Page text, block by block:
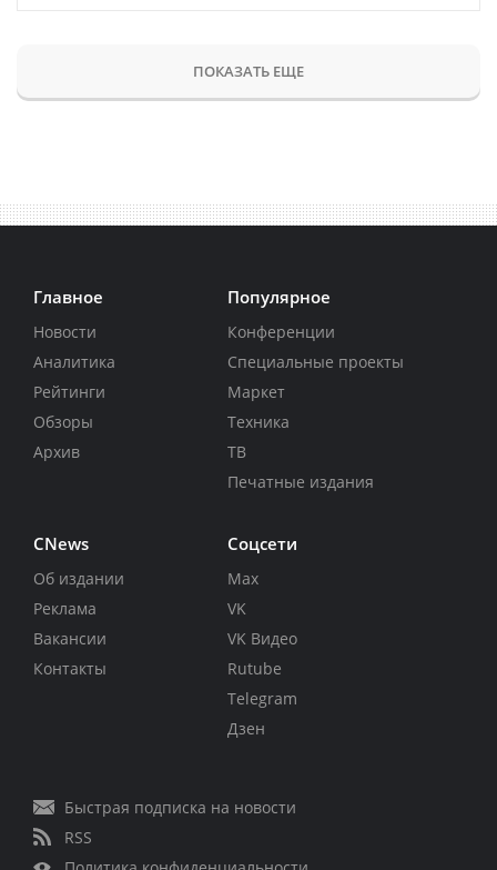
ПОКАЗАТЬ ЕЩЕ
Главное
Новости
Аналитика
Рейтинги
Обзоры
Архив
Популярное
Конференции
Специальные проекты
Маркет
Техника
ТВ
Печатные издания
CNews
Об издании
Реклама
Вакансии
Контакты
Соцсети
Max
VK
VK Видео
Rutube
Telegram
Дзен
Быстрая подписка на новости
RSS